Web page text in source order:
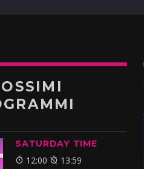
SATURDAY TIME
12:00 13:59